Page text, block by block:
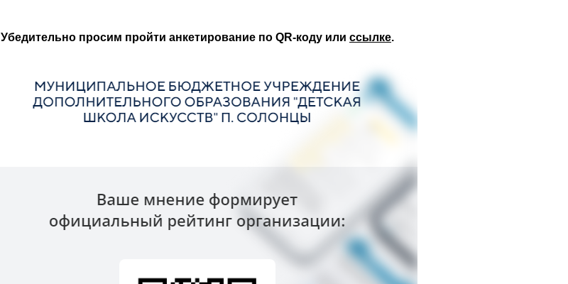
Убедительно просим пройти анкетирование по QR-коду или ссылке.